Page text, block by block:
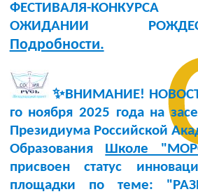
ФЕСТИВАЛЯ-
ОЖИДАНИИ
Подробности.
✨ВНИМАНИЕ!
го ноября 2025 годана
Президиума Российской
Образования Школе
присвоен статус
площадки по теме: